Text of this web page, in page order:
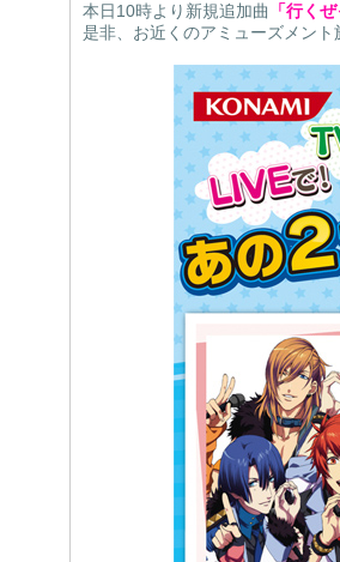
本日10時より新規追加曲
「行く
是非、お近くのアミューズメン